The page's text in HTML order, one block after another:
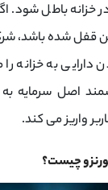
خزانه باطل شود.
قفل شده باشد،
دارایی به خزانه
اصل سرمایه
واریز می‌ کند.
چیست؟